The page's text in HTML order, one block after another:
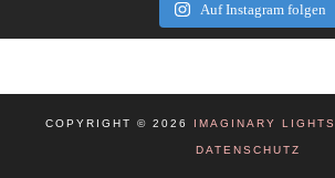
Auf Instagram folgen
COPYRIGHT © 2026 IMAGINARY LIGHTS
DATENSCHUTZ